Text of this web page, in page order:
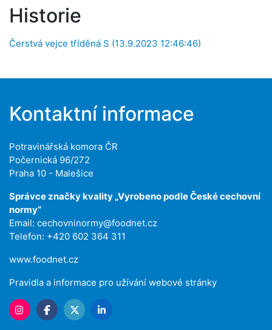
Historie
Čerstvá vejce tříděná S (13.9.2023 12:46:46)
Kontaktní informace
Potravinářská komora ČR
Počernická 96/272
Praha 10 - Malešice
Správce značky kvality „Vyrobeno podle České cechovní
normy“
Email: cechovninormy@foodnet.cz
Telefon: +420 602 364 311
www.foodnet.cz
Pravidla a informace pro užívání webové stránky